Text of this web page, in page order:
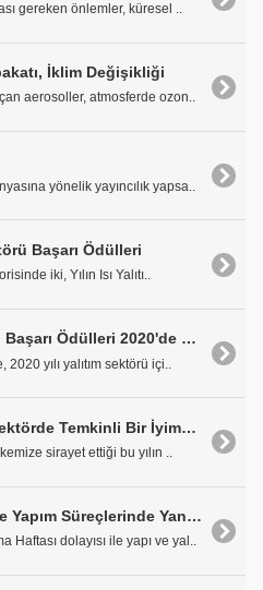
gereken önlemler, küresel ..
İklim Değişikliği
aerosoller, atmosferde ozon..
yönelik yayıncılık yapsa..
Başarı Ödülleri
iki, Yılın Isı Yalıtı..
Yalıtım Sektörü Başarı Ödülleri 2020'de Oylama Heyecanı Başladı
2020 yılı yalıtım sektörü içi..
2021 Yılı İçin Sektörde Temkinli Bir İyimserlik Var
sirayet ettiği bu yılın ..
Bina Tasarım ve Yapım Süreçlerinde Yangın Yalıtımının Önemi
Haftası dolayısı ile yapı ve yal..